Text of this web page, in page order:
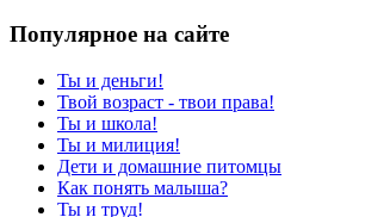
Популярное на сайте
Ты и деньги!
Твой возраст - твои права!
Ты и школа!
Ты и милиция!
Дети и домашние питомцы
Как понять малыша?
Ты и труд!